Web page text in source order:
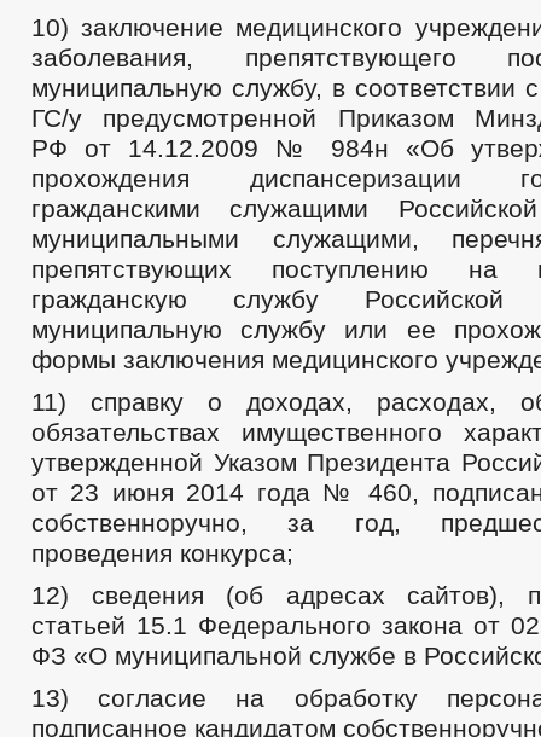
10) заключение медицинского
заболевания, препятствующего
муниципальную службу, в
ГС/у предусмотренной Приказом
РФ от 14.12.2009 № 984н «Об
прохождения диспансеризации
гражданскими служащими
муниципальными служащими,
препятствующих поступлению на
гражданскую службу
муниципальную службу или ее
формы заключения медицинского
11) справку о доходах, расходах,
обязательствах имущественного
утвержденной Указом Президента
от 23 июня 2014 года № 460,
собственноручно, за год,
проведения конкурса;
12) сведения (об адресах сайтов),
статьей 15.1 Федерального закона от
ФЗ «О муниципальной службе в
13) согласие на обработку
подписанное кандидатом